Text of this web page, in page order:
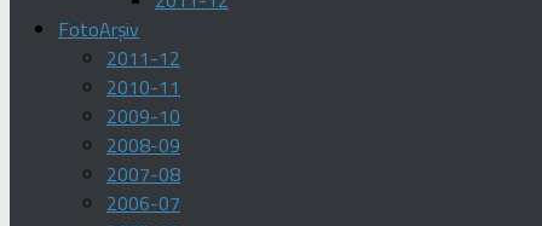
FotoArşiv
2011-12
2010-11
2009-10
2008-09
2007-08
2006-07